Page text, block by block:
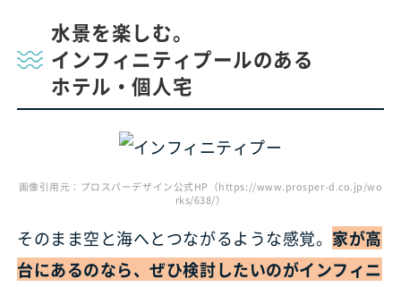
水景を楽しむ。
インフィニティプールのある
ホテル・個人宅
画像引用元：プロスパーデザイン公式HP（https://www.prosper-d.co.jp/wo
rks/638/）
そのまま空と海へとつながるような感覚。 家が高
台にあるのなら、ぜひ検討したいのがインフィニ